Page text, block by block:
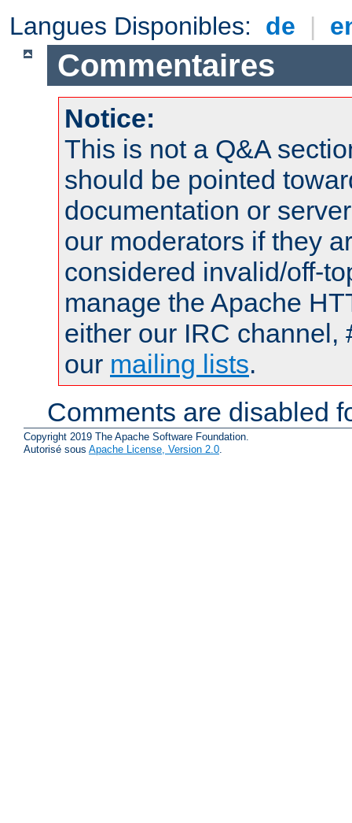
Langues Disponibles: de |
Commentaires
Notice:
This is not a Q&A
should be pointed
documentation or
our moderators if they
considered invalid/off-
manage the Apache
either our IRC channel,
our mailing lists.
Comments are disabled
Copyright 2019 The Apache Software Foundation.
Autorisé sous Apache License, Version 2.0